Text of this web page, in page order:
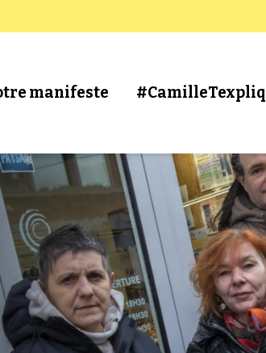
manifeste